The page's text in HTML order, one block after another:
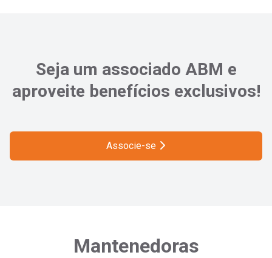
Seja um associado ABM e
aproveite benefícios exclusivos!
Associe-se
Mantenedoras